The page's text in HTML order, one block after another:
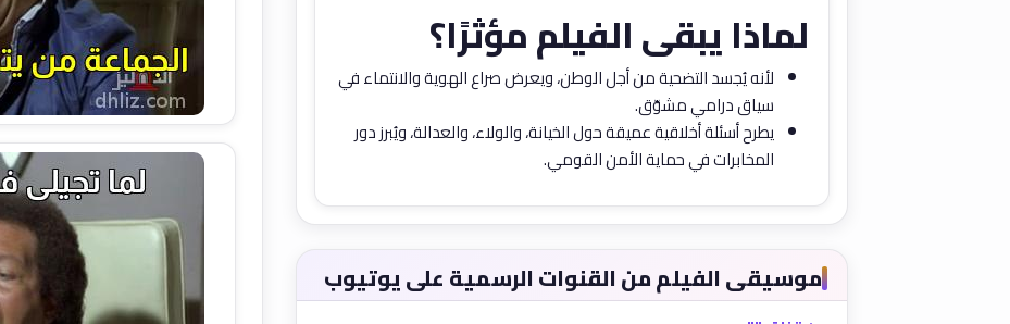
لماذا يبقى الفيلم مؤثرًا؟
لأنه يُجسد التضحية من أجل الوطن، ويعرض صراع الهوية والانتماء في
سياق درامي مشوّق.
يطرح أسئلة أخلاقية عميقة حول الخيانة، والولاء، والعدالة، ويُبرز دور
المخابرات في حماية الأمن القومي.
موسيقى الفيلم من القنوات الرسمية على يوتيوب